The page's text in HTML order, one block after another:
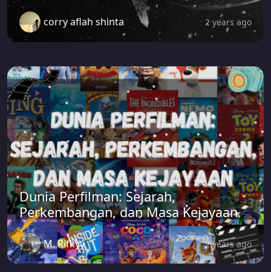
corry aflah shinta 2 years ago
Dunia Perfilman: Sejarah,
Perkembangan, dan Masa Kejayaan
M. Rifkyy 2 years ago